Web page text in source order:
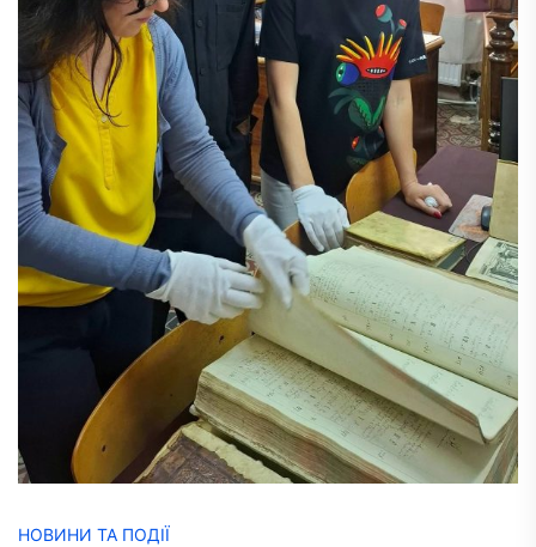
НОВИНИ ТА ПОДІЇ